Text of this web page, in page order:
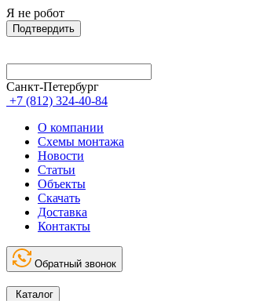
Я не робот
Подтвердить
Санкт-Петербург
+7 (812) 324-40-84
О компании
Схемы монтажа
Новости
Статьи
Объекты
Скачать
Доставка
Контакты
Обратный звонок
Каталог